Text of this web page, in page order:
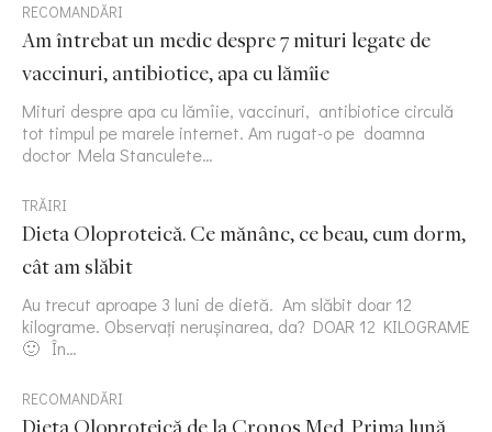
RECOMANDĂRI
Am întrebat un medic despre 7 mituri legate de
vaccinuri, antibiotice, apa cu lămîie
Mituri despre apa cu lămîie, vaccinuri, antibiotice circulă
tot timpul pe marele internet. Am rugat-o pe doamna
doctor Mela Stanculete…
TRĂIRI
Dieta Oloproteică. Ce mănânc, ce beau, cum dorm,
cât am slăbit
Au trecut aproape 3 luni de dietă. Am slăbit doar 12
kilograme. Observați nerușinarea, da? DOAR 12 KILOGRAME
🙂 În…
RECOMANDĂRI
Dieta Oloproteică de la Cronos Med. Prima lună